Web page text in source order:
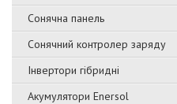
Сонячна панель
Сонячний контролер заряду
Інвертори гібридні
Акумулятори Enersol